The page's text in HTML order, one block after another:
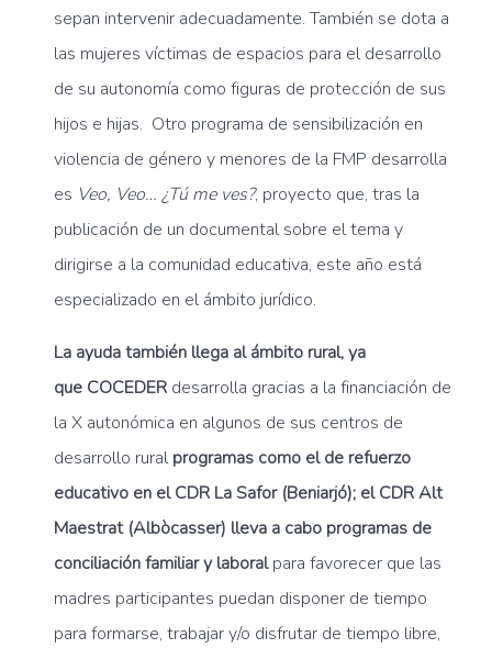
sepan intervenir adecuadamente. También se dota a
las mujeres víctimas de espacios para el desarrollo
de su autonomía como figuras de protección de sus
hijos e hijas. Otro programa de sensibilización en
violencia de género y menores de la FMP desarrolla
es Veo, Veo… ¿Tú me ves?, proyecto que, tras la
publicación de un documental sobre el tema y
dirigirse a la comunidad educativa, este año está
especializado en el ámbito jurídico.
La ayuda también llega al ámbito rural, ya
que COCEDER desarrolla gracias a la financiación de
la X autonómica en algunos de sus centros de
desarrollo rural programas como el de refuerzo
educativo en el CDR La Safor (Beniarjó); el CDR Alt
Maestrat (Albòcasser) lleva a cabo programas de
conciliación familiar y laboralpara favorecer que las
madres participantes puedan disponer de tiempo
para formarse, trabajar y/o disfrutar de tiempo libre,